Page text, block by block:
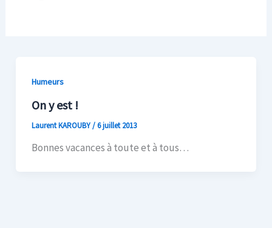
Humeurs
On y est !
Laurent KAROUBY/6 juillet 2013
Bonnes vacances à toute et à tous…